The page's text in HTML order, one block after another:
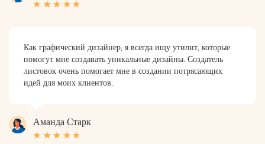
Как графический дизайнер, я всегда ищу утилит, которые
помогут мне создавать уникальные дизайны. Создатель
листовок очень помогает мне в создании потрясающих
идей для моих клиентов.
Аманда Старк